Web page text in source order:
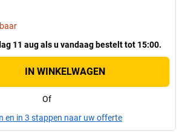
11 augals uvandaag bestelt tot 15:00.
IN WINKELWAGEN
Of
en in 3 stappen naar uw offerte